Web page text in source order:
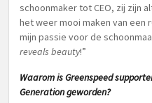
schoonmaker tot CEO, zij zijn
het weer mooi maken van
mijn passie voor de
reveals beauty!”
Waarom is Greenspeed
Generation geworden?